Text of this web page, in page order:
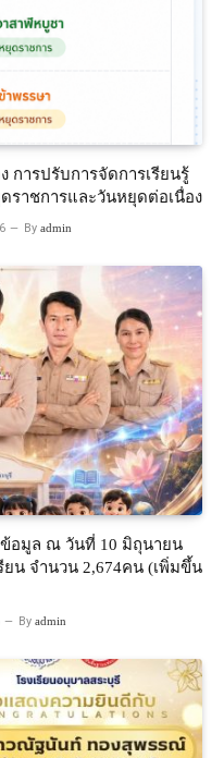
การปรับการจัดการเรียนรู้
ราชการและวันหยุดต่อเนื่อง
By admin
อมูล ณ วันที่ 10 มิถุนายน
ยน จำนวน 2,674คน (เพิ่มขึ้น
By admin